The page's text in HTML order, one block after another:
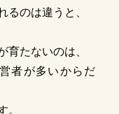
るのは違うと、
育たないのは、
者が多いからだ
。